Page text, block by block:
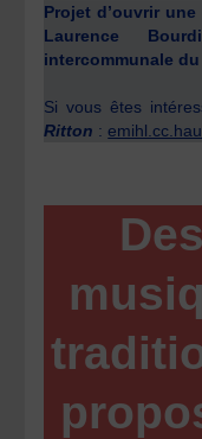
Projet d’ouvrir
Laurence
intercommunale
Si vous êtes
Ritton :